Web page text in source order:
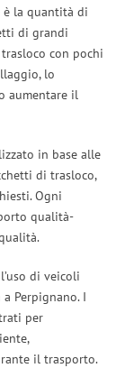
è la quantità di
di grandi
con pochi
lo
aumentare il
in base alle
di trasloco,
Ogni
qualità-
di veicoli
Perpignano. I
per
il trasporto.